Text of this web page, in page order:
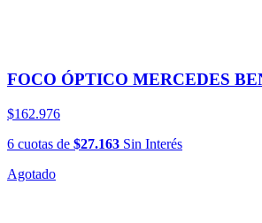
FOCO ÓPTICO MERCEDES
$162.976
6 cuotas de $27.163 Sin Interés
Agotado